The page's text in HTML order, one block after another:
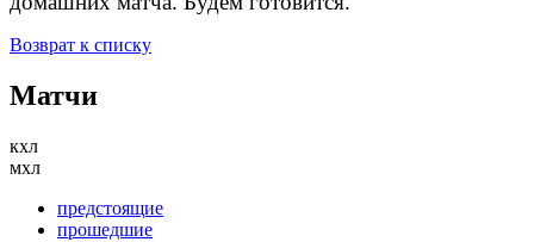
Возврат к списку
Матчи
кхл
мхл
предстоящие
прошедшие